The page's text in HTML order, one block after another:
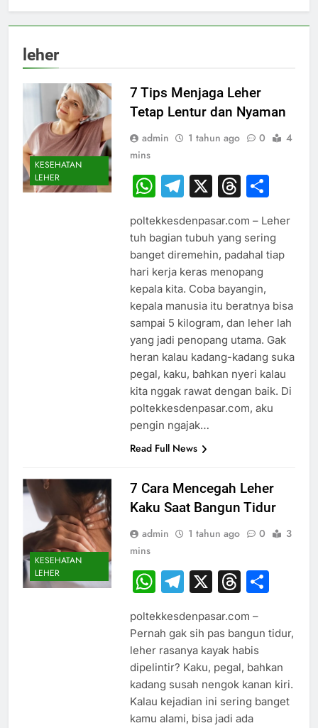
leher
KESEHATAN
LEHER
7 Tips Menjaga Leher
Tetap Lentur dan Nyaman
admin 1 tahun ago 0
4
mins
WhatsApp
Telegram
X
poltekkesdenpasar.com – Leher
tuh bagian tubuh yang sering
banget diremehin, padahal tiap
hari kerja keras menopang
kepala kita. Coba bayangin,
kepala manusia itu beratnya bisa
sampai 5 kilogram, dan leher lah
yang jadi penopang utama. Gak
heran kalau kadang-kadang suka
pegal, kaku, bahkan nyeri kalau
kita nggak rawat dengan baik. Di
poltekkesdenpasar.com, aku
pengin ngajak…
Read Full News
KESEHATAN
LEHER
7 Cara Mencegah Leher
Kaku Saat Bangun Tidur
admin 1 tahun ago 0
3
mins
WhatsApp
Telegram
X
poltekkesdenpasar.com –
Pernah gak sih pas bangun tidur,
leher rasanya kayak habis
dipelintir? Kaku, pegal, bahkan
kadang susah nengok kanan kiri.
Kalau kejadian ini sering banget
kamu alami, bisa jadi ada